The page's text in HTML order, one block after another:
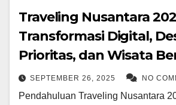
Traveling Nusantara
Transformasi Digital,
Prioritas, dan Wisata
SEPTEMBER 26, 2025 NO
Pendahuluan Traveling Nusantara